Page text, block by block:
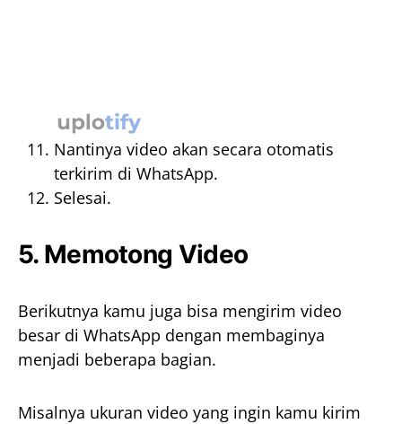
Nantinya video akan secara otomatis
terkirim di WhatsApp.
Selesai.
5. Memotong Video
Berikutnya kamu juga bisa mengirim video
besar di WhatsApp dengan membaginya
menjadi beberapa bagian.
Misalnya ukuran video yang ingin kamu kirim